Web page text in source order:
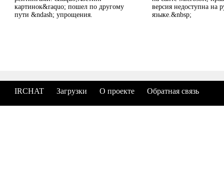
картинок&raquo; пошел по другому
пути &ndash; упрощения.
версия недоступна на
языке.&nbsp;
IRCHAT Загрузки О проекте Обратная связь